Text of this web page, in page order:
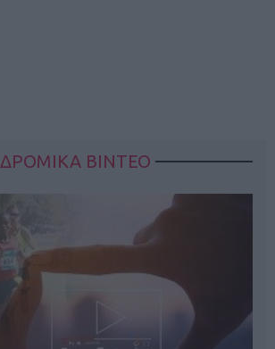
ΔΡΟΜΙΚΑ ΒΙΝΤΕΟ